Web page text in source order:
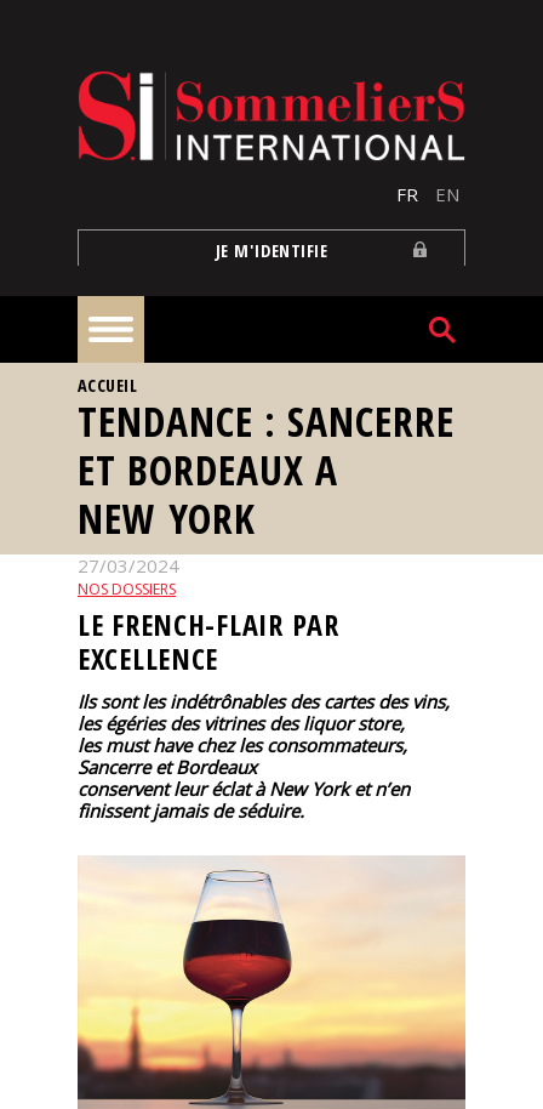
FR EN
JE M'IDENTIFIE
À
la
une
Reportages
Nos
Spiritueux
Notes
de
dégustation
Sommelleries
magazine
Télécharger
la
Revue
VOUS ÊTES ICI
ACCUEIL
TENDANCE : SANCERRE
ET BORDEAUX A
NEW YORK
27/03/2024
NOS DOSSIERS
LE FRENCH-FLAIR PAR
EXCELLENCE
Ils sont les indétrônables des cartes des vins,
les égéries des vitrines des liquor store,
les must have chez les consommateurs,
Sancerre et Bordeaux
conservent leur éclat à New York et n’en
finissent jamais de séduire.